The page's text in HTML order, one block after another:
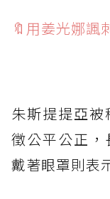
🔖用姜光娜諷
朱斯提提亞
徵公平公正，
戴著眼罩則表